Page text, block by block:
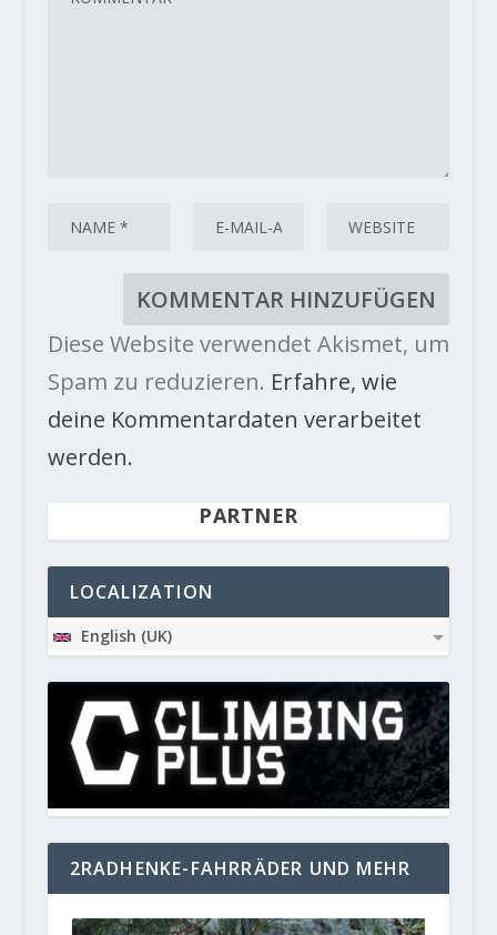
Diese Website verwendet Akismet, um
Spam zu reduzieren. Erfahre, wie
deine Kommentardaten verarbeitet
werden.
PARTNER
LOCALIZATION
English (UK)
2RADHENKE-FAHRRÄDER UND MEHR